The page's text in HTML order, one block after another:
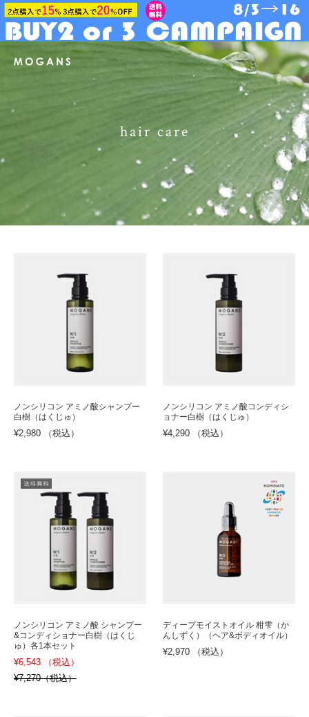
hair care
ノンシリコン アミノ酸シャンプー
白樹（はくじゅ）
¥2,980 （税込）
ノンシリコン アミノ酸コンディシ
ョナー白樹（はくじゅ）
¥4,290 （税込）
ノンシリコン アミノ酸 シャンプー
&コンディショナー白樹（はくじ
ゅ）各1本セット
¥6,543 （税込）
¥7,270（税込）
ディープモイストオイル 柑雫（か
んしずく）（ヘア&ボディオイル）
¥2,970 （税込）